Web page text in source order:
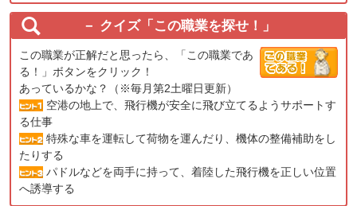
クイズ「この職業を探せ！」
この職業が正解だと思ったら、「この職業であ
る！」ボタンをクリック！
あっているかな？（※毎月第2土曜日更新）
空港の地上で、飛行機が安全に飛び立てるようサポートす
る仕事
特殊な車を運転して荷物を運んだり、機体の整備補助をし
たりする
パドルなどを両手に持って、着陸した飛行機を正しい位置
へ誘導する